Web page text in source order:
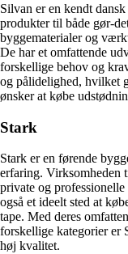
Silvan er en kendt
produkter til både gør-
byggematerialer og
De har et omfattende
forskellige behov og
og pålidelighed, hvilket
ønsker at købe
Stark
Stark er en førende
erfaring. Virksomheden
private og
også et ideelt sted at
tape. Med deres
forskellige kategorier er
høj kvalitet.